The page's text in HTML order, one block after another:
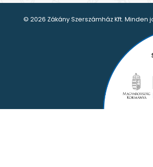
© 2026 Zákány Szerszámház Kft. Minden